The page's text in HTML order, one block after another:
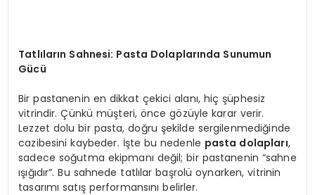
Tatlıların Sahnesi: Pasta Dolaplarında Sunumun
Gücü
Bir pastanenin en dikkat çekici alanı, hiç şüphesiz
vitrindir. Çünkü müşteri, önce gözüyle karar verir.
Lezzet dolu bir pasta, doğru şekilde sergilenmediğinde
cazibesini kaybeder. İşte bu nedenle pasta dolapları,
sadece soğutma ekipmanı değil; bir pastanenin “sahne
ışığıdır”. Bu sahnede tatlılar başrolü oynarken, vitrinin
tasarımı satış performansını belirler.